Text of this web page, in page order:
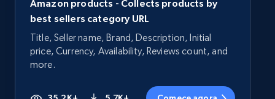
Amazon products - Collects products by
best sellers category URL
Title, Seller name, Brand, Description, Initial
price, Currency, Availability, Reviews count, and
more.